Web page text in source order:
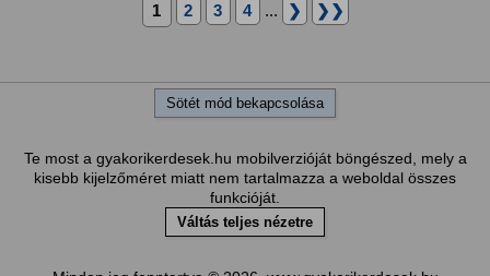
1 2 3 4 ... ❯ ❯❯
Sötét mód bekapcsolása
Te most a gyakorikerdesek.hu mobilverzióját böngészed, mely a
kisebb kijelzőméret miatt nem tartalmazza a weboldal összes
funkcióját.
Váltás teljes nézetre